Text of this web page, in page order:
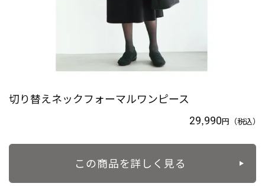
切り替えネックフォーマルワンピース
29,990円 （税込）
この商品を詳しく見る